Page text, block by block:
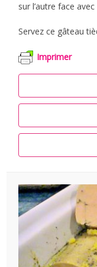
sur l’autre face
Servez ce gâteau
Imprimer